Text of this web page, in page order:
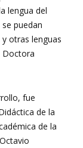
lengua del
puedan
otras lenguas
Doctora
fue
de la
de la